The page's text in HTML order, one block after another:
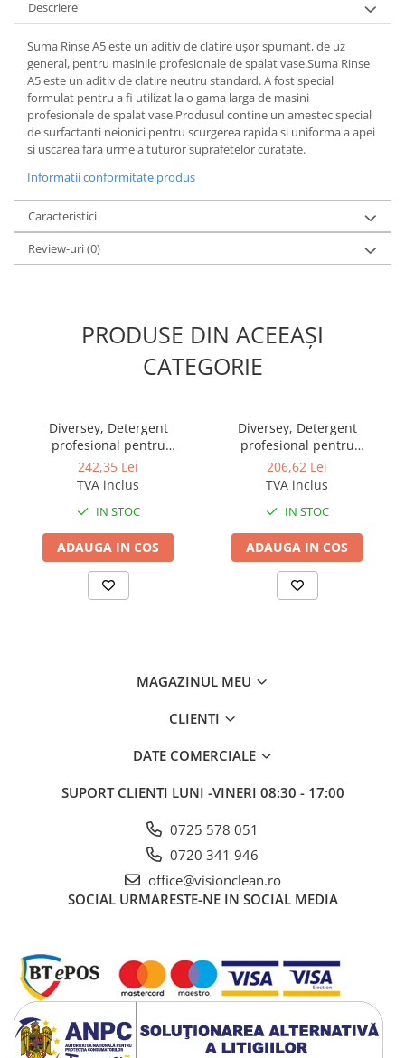
Descriere
Suma Rinse A5 este un aditiv de clatire uşor spumant, de uz
general, pentru masinile profesionale de spalat vase.Suma Rinse
A5 este un aditiv de clatire neutru standard. A fost special
formulat pentru a fi utilizat la o gama larga de masini
profesionale de spalat vase.Produsul contine un amestec special
de surfactanti neionici pentru scurgerea rapida si uniforma a apei
si uscarea fara urme a tuturor suprafetelor curatate.
Informatii conformitate produs
Caracteristici
Review-uri(0)
PRODUSE DIN ACEEAȘI
CATEGORIE
Diversey, Detergent
profesional pentru
indepartarea depunerilor
carbonizate din cuptoare si
242,35 Lei
TVA inclus
IN STOC
ADAUGA IN COS
Diversey, Detergent
profesional pentru
indepartarea depunerilor
carbonizate din cuptoare si
206,62 Lei
TVA inclus
IN STOC
ADAUGA IN COS
MAGAZINUL MEU
CLIENTI
DATE COMERCIALE
SUPORT CLIENTI LUNI -VINERI 08:30 - 17:00
0725 578 051
0720 341 946
office@visionclean.ro
SOCIAL URMARESTE-NE IN SOCIAL MEDIA